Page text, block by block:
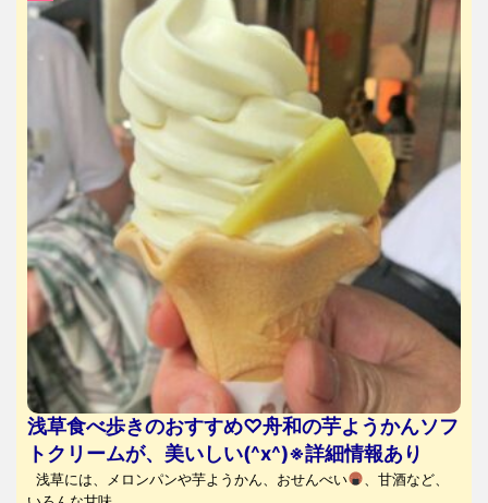
浅草食べ歩きのおすすめ♡舟和の芋ようかんソフ
トクリームが、美いしい(^x^)※詳細情報あり
浅草には、メロンパンや芋ようかん、おせんべい
、甘酒など、